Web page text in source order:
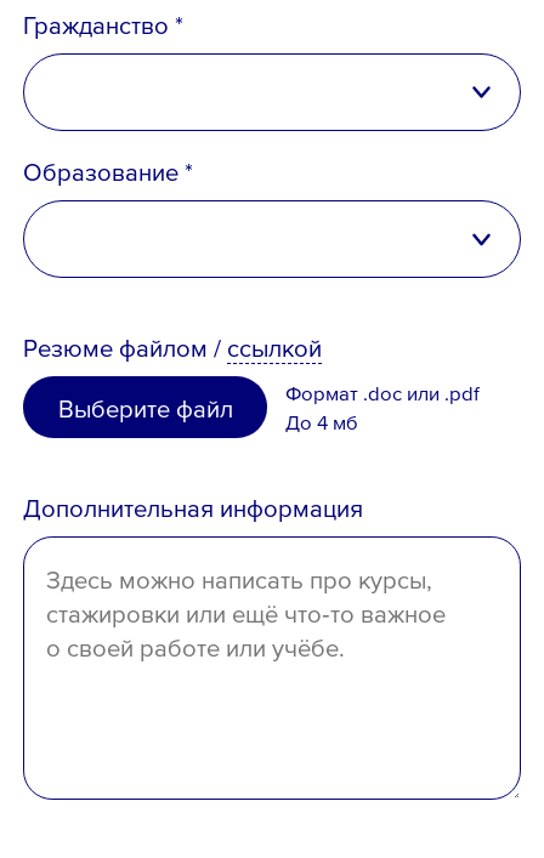
Гражданство *
Российская Федерация
Беларусь
Казахстан
Узбекистан
Иное
Образование *
неполное высшее
среднее специальное
отсутствует
Резюме файлом / ссылкой
Выберите файл
Формат .doc или .pdf
До 4 мб
Дополнительная информация